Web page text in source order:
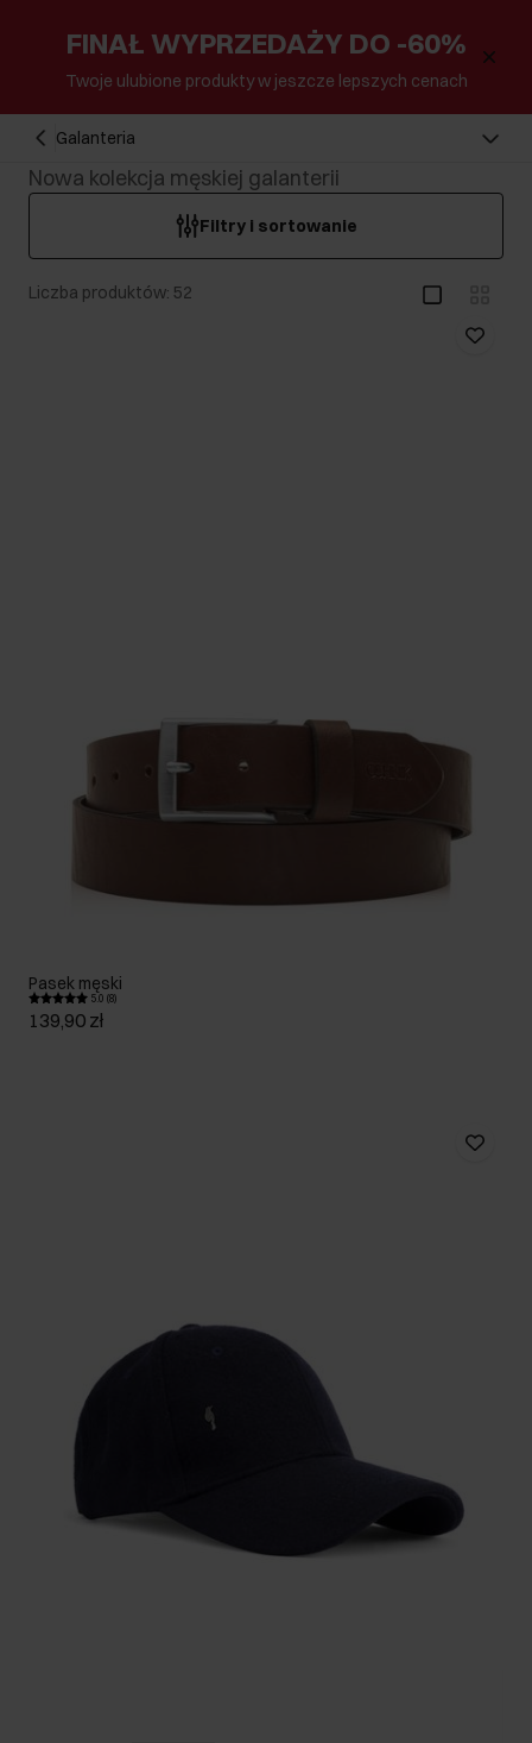
FINAŁ WYPRZEDAŻY DO -60%
Twoje ulubione produkty w jeszcze lepszych cenach
Galanteria
Nowa kolekcja męskiej galanterii
Filtry i sortowanie
Liczba produktów: 52
Pasek męski
5.0 (8)
139,90 zł